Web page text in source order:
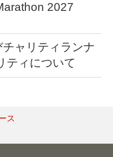
2027
チャリティランナ
ティについて
ス